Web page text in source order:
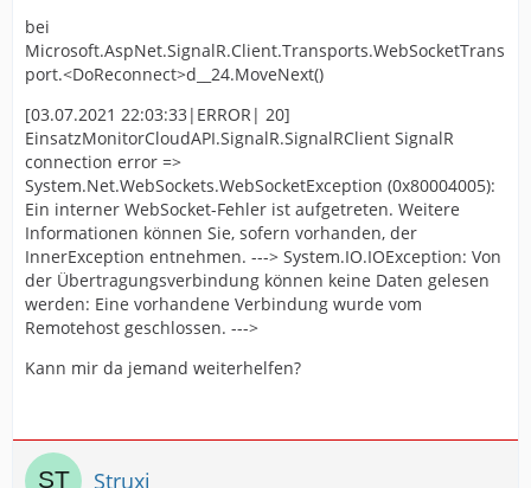
bei
Microsoft.AspNet.SignalR.Client.Transports.WebSocketTrans
port.<DoReconnect>d__24.MoveNext()
[03.07.2021 22:03:33|ERROR| 20]
EinsatzMonitorCloudAPI.SignalR.SignalRClient SignalR
connection error =>
System.Net.WebSockets.WebSocketException (0x80004005):
Ein interner WebSocket-Fehler ist aufgetreten. Weitere
Informationen können Sie, sofern vorhanden, der
InnerException entnehmen. ---> System.IO.IOException: Von
der Übertragungsverbindung können keine Daten gelesen
werden: Eine vorhandene Verbindung wurde vom
Remotehost geschlossen. --->
Kann mir da jemand weiterhelfen?
Struxi